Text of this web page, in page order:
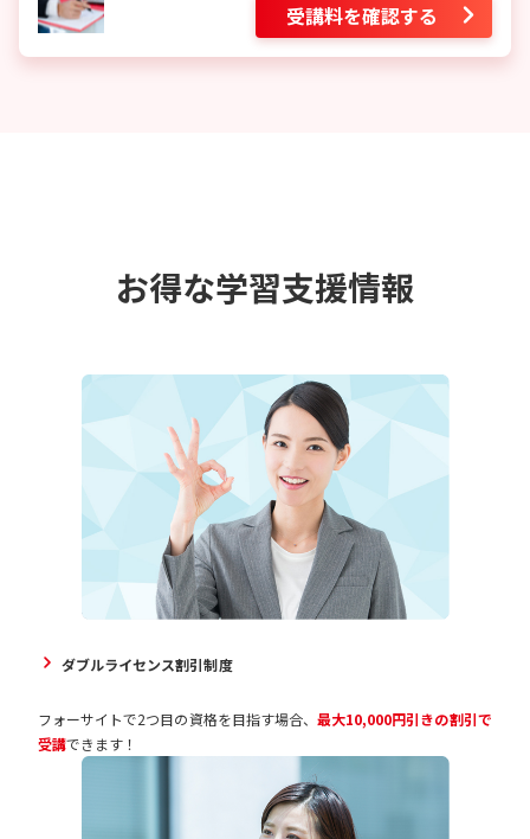
受講料を確認する
お得な学習支援情報
ダブルライセンス割引制度
フォーサイトで2つ目の資格を目指す場合、 最大10,000円引きの割引で
受講できます！